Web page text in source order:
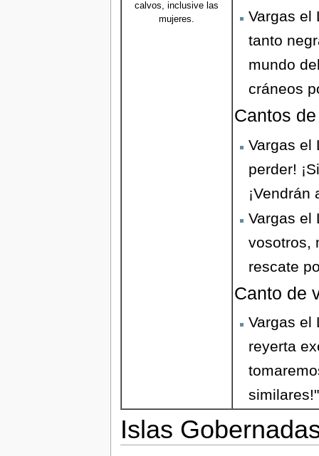
calvos, inclusive las
mujeres.
Vargas el
tanto
mundo
cráneos
Cantos
Vargas el
perder!
¡Vendrán
Vargas el
vosotros,
rescate
Canto de
Vargas el
reyerta
similares!"
Islas